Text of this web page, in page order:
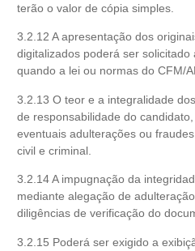
terão o valor de cópia simples.
3.2.12 A apresentação dos
digitalizados poderá ser solicitado
quando a lei ou normas do CFM/
3.2.13 O teor e a integralidade
de responsabilidade do
eventuais adulterações ou
civil e criminal.
3.2.14 A impugnação da
mediante alegação de
diligências de verificação do
3.2.15 Poderá ser exigido a